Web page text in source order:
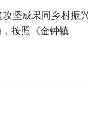
坚成果同乡村振
按照《金钟镇